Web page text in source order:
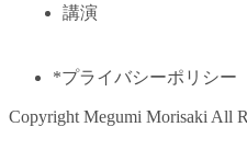
講演
*プライバシーポリシー
Copyright Megumi Morisaki All